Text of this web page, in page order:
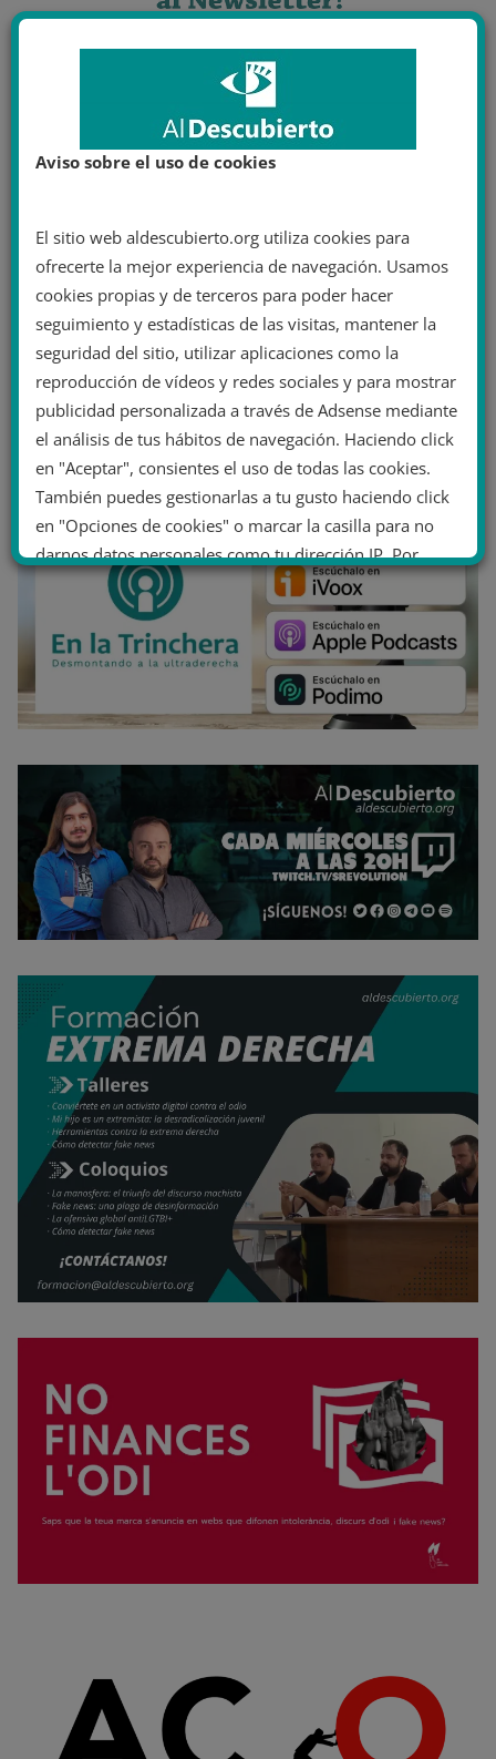
Aviso sobre el uso de cookies
El sitio web aldescubierto.org utiliza cookies para
ofrecerte la mejor experiencia de navegación. Usamos
cookies propias y de terceros para poder hacer
seguimiento y estadísticas de las visitas, mantener la
seguridad del sitio, utilizar aplicaciones como la
reproducción de vídeos y redes sociales y para mostrar
publicidad personalizada a través de Adsense mediante
el análisis de tus hábitos de navegación. Haciendo click
en "Aceptar", consientes el uso de todas las cookies.
También puedes gestionarlas a tu gusto haciendo click
en "Opciones de cookies" o marcar la casilla para no
darnos datos personales como tu dirección IP. Por
último, puedes leer nuestra Política de cookies.
No dar mi información personal
Opciones de cookies Aceptar cookies
Rechazar cookies Política de cookies